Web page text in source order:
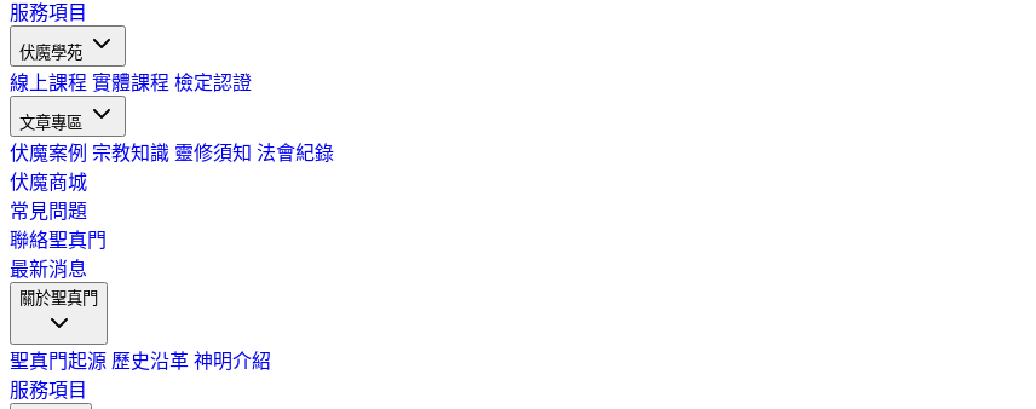
服務項目
伏魔學苑
線上課程 實體課程 檢定認證
文章專區
伏魔案例 宗教知識 靈修須知 法會紀錄
伏魔商城
常見問題
聯絡聖真門
最新消息
關於聖真門
聖真門起源 歷史沿革 神明介紹
服務項目